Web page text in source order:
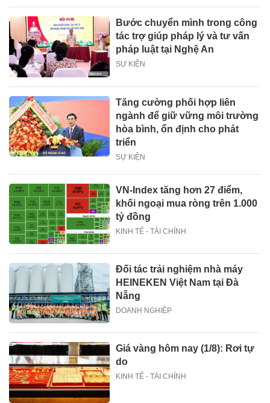
Bước chuyển mình trong công
tác trợ giúp pháp lý và tư vấn
pháp luật tại Nghệ An
SỰ KIỆN
Tăng cường phối hợp liên
ngành để giữ vững môi trường
hòa bình, ổn định cho phát
triển
SỰ KIỆN
VN-Index tăng hơn 27 điểm,
khối ngoại mua ròng trên 1.000
tỷ đồng
KINH TẾ - TÀI CHÍNH
Đối tác trải nghiệm nhà máy
HEINEKEN Việt Nam tại Đà
Nẵng
DOANH NGHIỆP
Giá vàng hôm nay (1/8): Rơi tự
do
KINH TẾ - TÀI CHÍNH